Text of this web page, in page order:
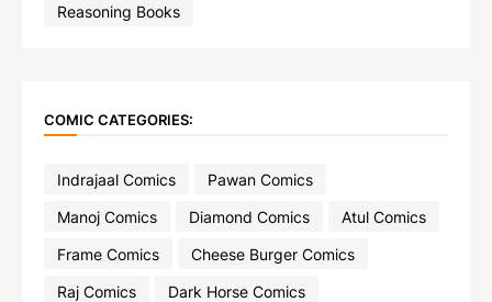
Reasoning Books
COMIC CATEGORIES:
Indrajaal Comics
Pawan Comics
Manoj Comics
Diamond Comics
Atul Comics
Frame Comics
Cheese Burger Comics
Raj Comics
Dark Horse Comics